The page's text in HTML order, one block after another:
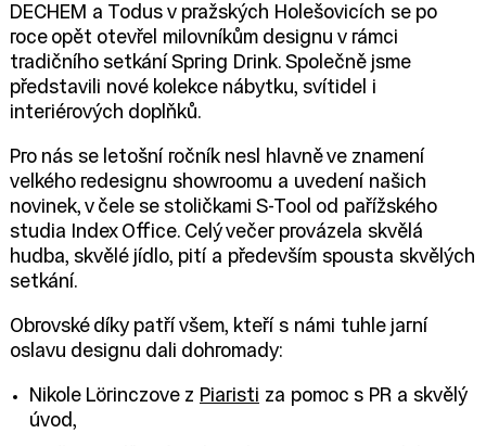
DECHEM a Todus v pražských Holešovicích se po
roce opět otevřel milovníkům designu v rámci
tradičního setkání Spring Drink. Společně jsme
představili nové kolekce nábytku, svítidel i
interiérových doplňků.
Pro nás se letošní ročník nesl hlavně ve znamení
velkého redesignu showroomu a uvedení našich
novinek, v čele se stoličkami S-Tool od pařížského
studia Index Office. Celý večer provázela skvělá
hudba, skvělé jídlo, pití a především spousta skvělých
setkání.
Obrovské díky patří všem, kteří s námi tuhle jarní
oslavu designu dali dohromady:
Nikole Lörinczove z Piaristi za pomoc s PR a skvělý
úvod,